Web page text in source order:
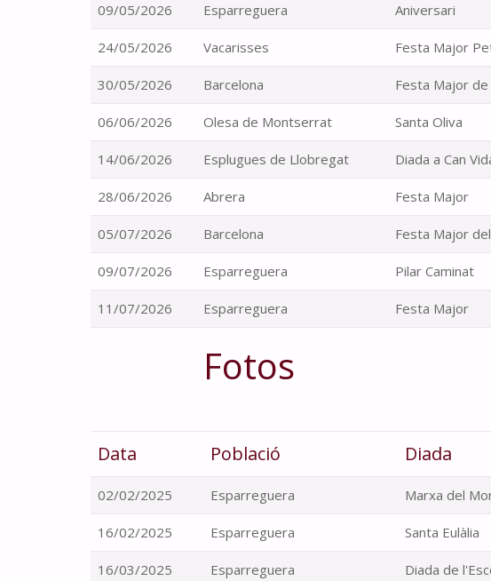
09/05/2026 Esparreguera Aniversari
24/05/2026 Vacarisses Festa Major
30/05/2026 Barcelona Festa Major
06/06/2026 Olesa de Montserrat Santa Oliva
14/06/2026 Esplugues de Llobregat Diada a Can
28/06/2026 Abrera Festa Major
05/07/2026 Barcelona Festa Major
09/07/2026 Esparreguera Pilar Caminat
11/07/2026 Esparreguera Festa Major
Fotos
Data Població Diada
02/02/2025 Esparreguera Marxa del
16/02/2025 Esparreguera Santa Eulàlia
16/03/2025 Esparreguera Diada de